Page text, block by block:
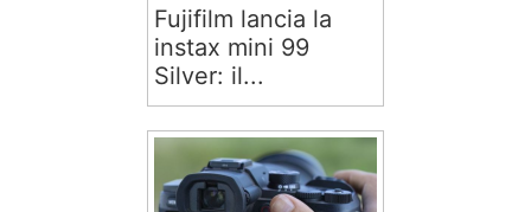
Fujifilm lancia la
instax mini 99
Silver: il...